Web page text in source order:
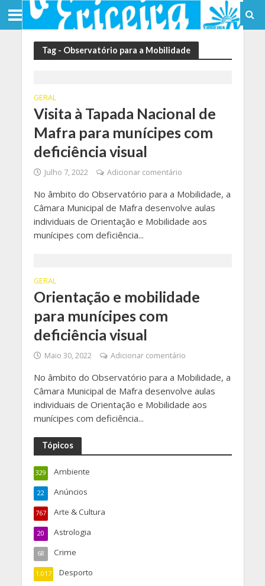
Tag - Observatório para a Mobilidade
GERAL
Visita à Tapada Nacional de
Mafra para munícipes com
deficiência visual
Julho 7, 2022 Adicionar comentário
No âmbito do Observatório para a Mobilidade, a
Câmara Municipal de Mafra desenvolve aulas
individuais de Orientação e Mobilidade aos
munícipes com deficiência...
GERAL
Orientação e mobilidade
para munícipes com
deficiência visual
Maio 30, 2022 Adicionar comentário
No âmbito do Observatório para a Mobilidade, a
Câmara Municipal de Mafra desenvolve aulas
individuais de Orientação e Mobilidade aos
munícipes com deficiência...
Tópicos
Ambiente
329
Anúncios
22
Arte & Cultura
767
Astrologia
20
Crime
68
Desporto
1.017